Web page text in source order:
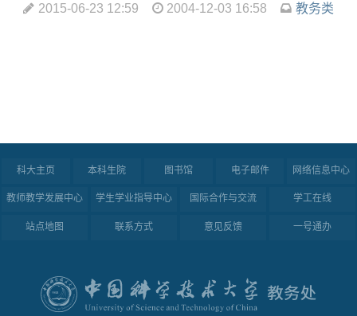
2015-06-23 12:59 2004-12-03 16:58 教务类
科大主页 本科生院 图书馆 电子邮件 网络信息中心
教师教学发展中心 学生学业指导中心 国际合作与交流 学工在线
站点地图 联系方式 意见反馈 一号通办